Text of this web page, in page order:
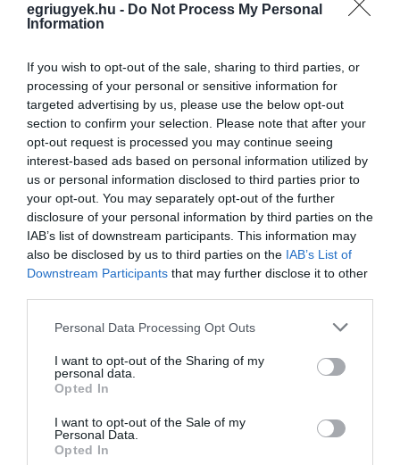
egriugyek.hu - Do Not Process My Personal
Information
If you wish to opt-out of the sale, sharing to third parties, or
processing of your personal or sensitive information for
targeted advertising by us, please use the below opt-out
section to confirm your selection. Please note that after your
opt-out request is processed you may continue seeing
interest-based ads based on personal information utilized by
us or personal information disclosed to third parties prior to
your opt-out. You may separately opt-out of the further
disclosure of your personal information by third parties on the
IAB’s list of downstream participants. This information may
also be disclosed by us to third parties on the IAB’s List of
Downstream Participants that may further disclose it to other
Please note that this website/app uses one or more Google
not limited to your visit or usage behaviour. You may click to
grant or deny consent to Google and its third-party tags to
use your data for below specified purposes in below Google
consent section.
Personal Data Processing Opt Outs
I want to opt-out of the Sharing of my
personal data.
Opted In
I want to opt-out of the Sale of my
Personal Data.
Opted In
FELESÉGÉRE IS, VARGA JUDITRA UTAL, MINT BŰNELKÖVETŐ -
SZAVAZÁS
Magyar Péter alaposan megrázta a pofonfát, facebook-
kommentben üzent a Hadházy Ákosnak, aki arról beszélt, Magyar
Péter lehetett az, aki már korábban kereste őt a Rogán–Schadl–
Völner-ügyben. ...
„MAGUKAT KIHUZATTÁK” – KÖZZÉTETTE A HANGFELVÉTELT
MAGYAR PÉTER
2024. március 26|Mindenki ügye
Varga Judit volt igazságügyi miniszter beszél a felvételen arról,
hogy fideszes politikusok kihúzatták a nevüket a Völner-Schadl-
ügy irataiból. Közzétette azt a hangfelvételt Magyar Péter, amel...
MAGYAR PÉTER: NEM ÚSZHATJA MEG A MAFFIAÁLLAM FEJE,
2024. március 26|Mindenki ügye
Miután kedden reggel nyilvánosságra hozott egy hangfelvételt,
amelyen Varga Judit exminiszter elmondja, hogy fideszes
politikusok kihúztak részeket a Schadl-Völner-ügy irataiból, a
miniszter volt f...
HATALMAS TÖMEG ELŐTT JELENTETTE BE MAGYAR PÉTER,